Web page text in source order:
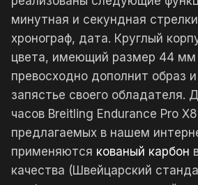
минутная и секундная
хронограф, дата. Круглый
цвета, имеющий размер 44 мм
превосходно дополнит образ
запястье своего обладателя.
часов Breitling Endurance Pro
предлагаемых в нашем
применяются кованый карбон
качества (Швейцарский